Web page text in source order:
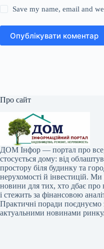
Save my name, email and
Опублікувати коментар
Про сайт
ДОМ Інфор — портал про
стосується дому: від
простору біля будинку та
нерухомості й інвестицій.
новини для тих, хто дбає про
і стежить за фінансовою
Практичні поради поєднуємо
актуальними новинами ринку.